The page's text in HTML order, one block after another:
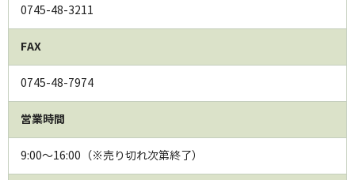
0745-48-3211
FAX
0745-48-7974
営業時間
9:00～16:00（※売り切れ次第終了）